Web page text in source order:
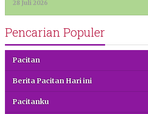
28 Juli 2026
Pencarian Populer
Pacitan
Berita Pacitan Hari ini
Pacitanku